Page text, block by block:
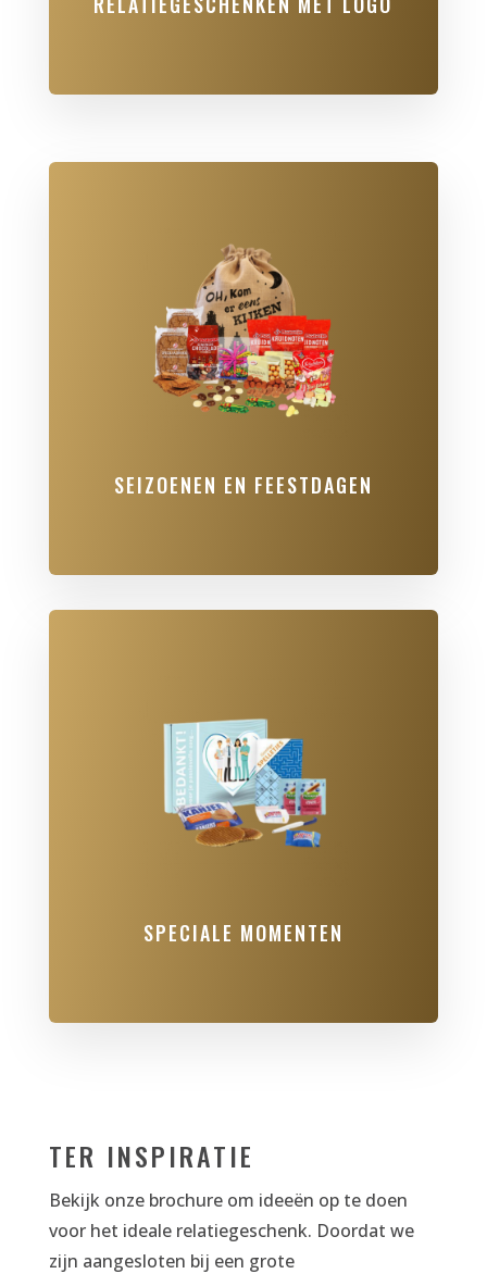
SEIZOENEN EN FEESTDAGEN
SPECIALE MOMENTEN
TER INSPIRATIE
Bekijk onze brochure om ideeën op te doen
voor het ideale relatiegeschenk. Doordat we
zijn aangesloten bij een grote